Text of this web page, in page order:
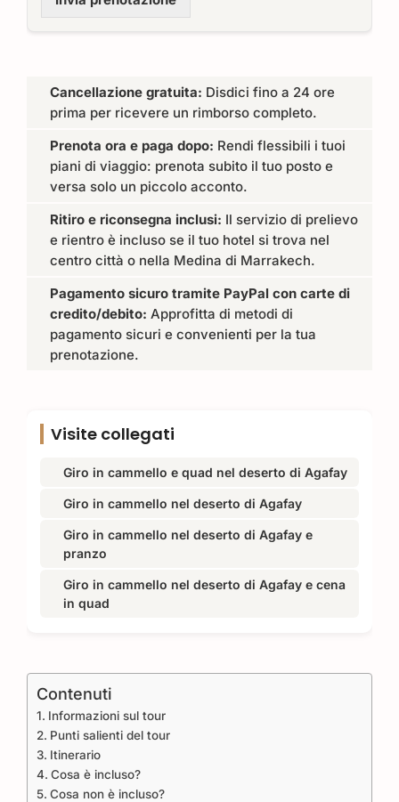
Cancellazione gratuita: Disdici fino a 24 ore
prima per ricevere un rimborso completo.
Prenota ora e paga dopo: Rendi flessibili i tuoi
piani di viaggio: prenota subito il tuo posto e
versa solo un piccolo acconto.
Ritiro e riconsegna inclusi: Il servizio di prelievo
e rientro è incluso se il tuo hotel si trova nel
centro città o nella Medina di Marrakech.
Pagamento sicuro tramite PayPal con carte di
credito/debito: Approfitta di metodi di
pagamento sicuri e convenienti per la tua
prenotazione.
Visite collegati
Giro in cammello e quad nel deserto di Agafay
Giro in cammello nel deserto di Agafay
Giro in cammello nel deserto di Agafay e
pranzo
Giro in cammello nel deserto di Agafay e cena
in quad
Contenuti
Informazioni sul tour
Punti salienti del tour
Itinerario
Cosa è incluso?
Cosa non è incluso?